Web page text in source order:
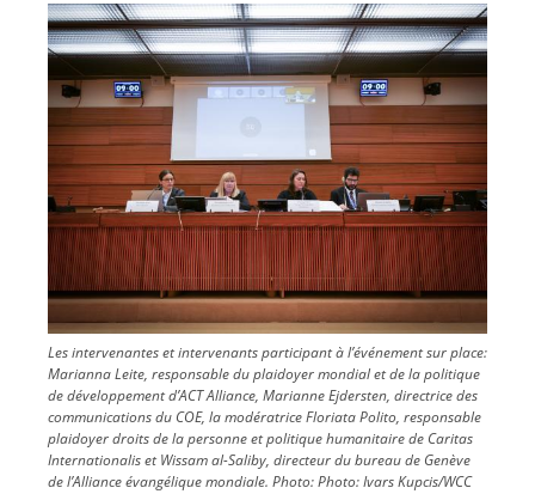
Image
Les intervenantes et intervenants participant à l’événement sur place:
Marianna Leite, responsable du plaidoyer mondial et de la politique
de développement d’ACT Alliance, Marianne Ejdersten, directrice des
communications du COE, la modératrice Floriata Polito, responsable
plaidoyer droits de la personne et politique humanitaire de Caritas
Internationalis et Wissam al-Saliby, directeur du bureau de Genève
de l’Alliance évangélique mondiale. Photo:Photo: Ivars Kupcis/WCC